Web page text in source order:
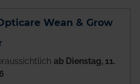
Wean & Grow
ab Dienstag, 11.